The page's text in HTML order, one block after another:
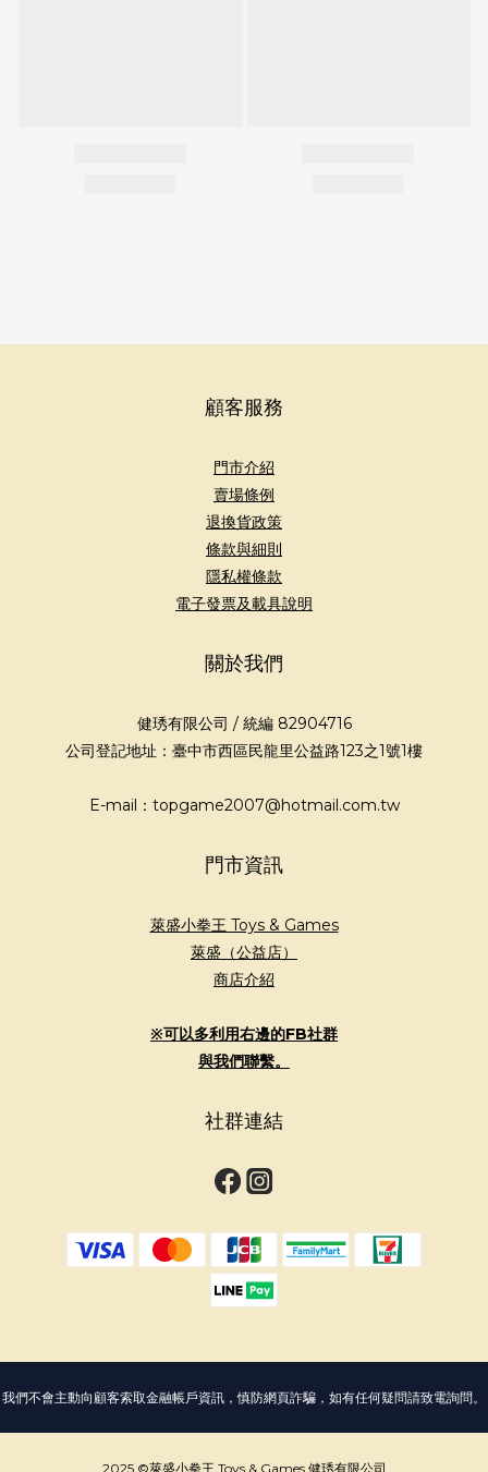
顧客服務
門市介紹
賣場條例
退換貨政策
條款與細則
隱私權條款
電子發票及載具說明
關於我們
健琇有限公司 / 統編 82904716
公司登記地址：臺中市西區民龍里公益路123之1號1樓
E-mail：topgame2007@hotmail.com.tw
門市資訊
萊盛小拳王 Toys & Games
萊盛（公益店）
商店介紹
※可以多利用右邊的FB社群
與我們聯繫。
社群連結
我們不會主動向顧客索取金融帳戶資訊，慎防網頁詐騙，如有任何疑問請致電詢問。
2025 ©萊盛小拳王 Toys & Games 健琇有限公司